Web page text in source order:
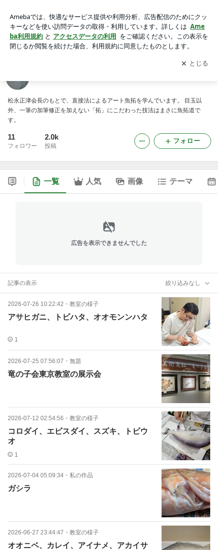
アプリをダウンロードして ブログの更新通知
を受け取りまし
ょう。
開く
松永正津会長のもとで、直接法によるアート魚拓を学んでいます。 目玉以
外、一筆の加筆修正を加えない「拓」にこだわった技法はまさに魚拓道で
す。
11
フォロワー
2.0k
投稿
フォロー
一覧 人気 画像 テーマ
広告を表示できませんでした
記事の表示 絞り込みなし
2026-07-26 10:22:42 ・ 教室の様子
アサヒガニ、トビハタ、オオモンンハタ
1
2026-07-25 07:56:07 ・ 無題
竜の子会東京教室の展示会
2026-07-12 02:54:56 ・ 教室の様子
コロダイ、エビスダイ、スズキ、トビウ
オ
1
2026-07-04 05:09:34 ・ 私の作品
ガシラ
2026-06-27 23:44:47 ・ 教室の様子
オオニベ、カレイ、アイナメ、アカイサ